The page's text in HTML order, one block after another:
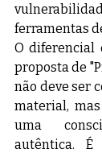
ferramentas
O diferencial
proposta de
não deve ser
material,
uma
autêntica.